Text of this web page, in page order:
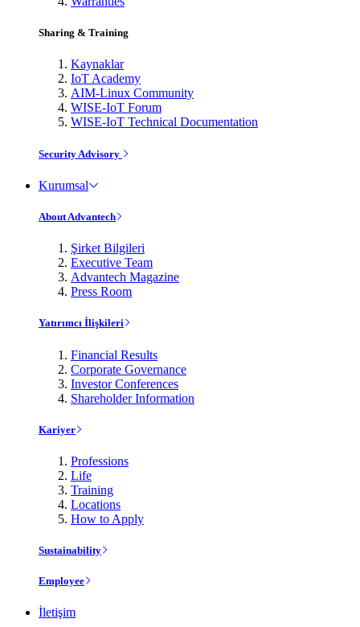
Sharing & Training
Kaynaklar
IoT Academy
AIM-Linux Community
WISE-IoT Forum
WISE-IoT Technical Documentation
Security Advisory
Kurumsal
About Advantech
Şirket Bilgileri
Executive Team
Advantech Magazine
Press Room
Yatırımcı İlişkileri
Financial Results
Corporate Governance
Investor Conferences
Shareholder Information
Kariyer
Professions
Life
Training
Locations
How to Apply
Sustainability
Employee
İletişim